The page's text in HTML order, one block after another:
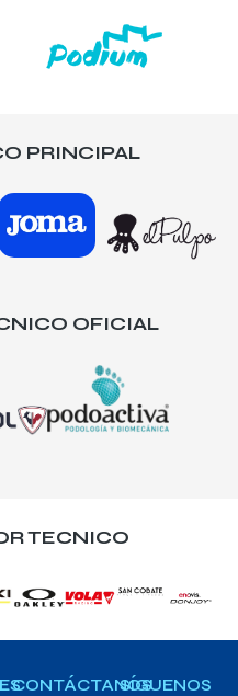
PRINCIPAL
OFICIAL
TECNICO
CONTÁCTANOSSÍGUENOS